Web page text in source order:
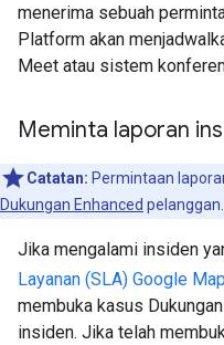
menerima sebuah
Platform akan
Meet atau sistem
Meminta laporan
Catatan: Permintaan
Dukungan Enhanced pelanggan.
Jika mengalami insiden
Layanan (SLA) Google
membuka kasus
insiden. Jika telah